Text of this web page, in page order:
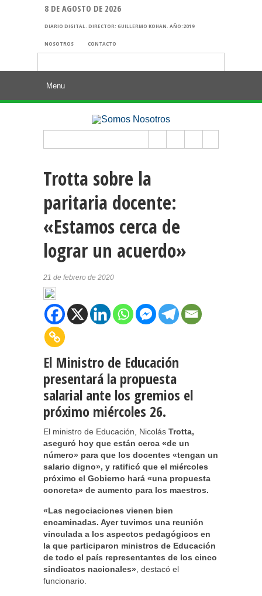
8 DE AGOSTO DE 2026
DIARIO DIGITAL. DIRECTOR: GUILLERMO KOHAN. AÑO:2019
NOSOTROS CONTACTO
Trotta sobre la
paritaria docente:
«Estamos cerca de
lograr un acuerdo»
21 de febrero de 2020
El Ministro de Educación
presentará la propuesta
salarial ante los gremios el
próximo miércoles 26.
El ministro de Educación, Nicolás Trotta,
aseguró hoy que están cerca «de un
número» para que los docentes «tengan un
salario digno», y ratificó que el miércoles
próximo el Gobierno hará «una propuesta
concreta» de aumento para los maestros.
«Las negociaciones vienen bien
encaminadas. Ayer tuvimos una reunión
vinculada a los aspectos pedagógicos en
la que participaron ministros de Educación
de todo el país representantes de los cinco
sindicatos nacionales» , destacó el
funcionario.